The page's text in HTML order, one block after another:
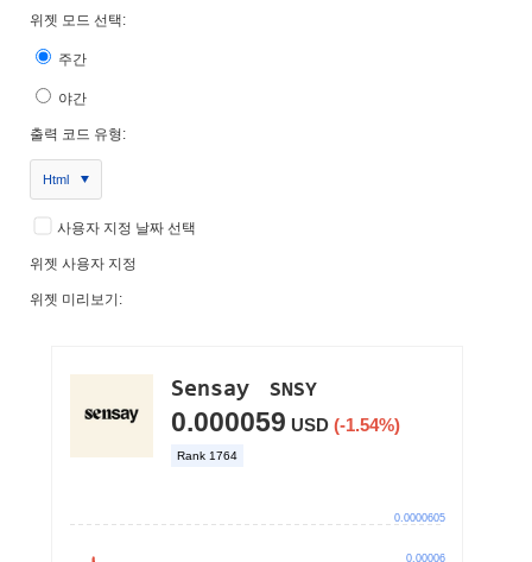
위젯 모드 선택:
주간
야간
출력 코드 유형:
Html
사용자 지정 날짜 선택
위젯 사용자 지정
위젯 미리보기: